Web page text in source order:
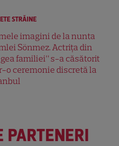
STRĂINE
imagini de la nunta
Sönmez. Actrița din
familiei” s-a căsătorit
o ceremonie discretă la
PARTENERI